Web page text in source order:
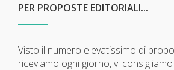
PER PROPOSTE EDITORIALI...
Visto il numero elevatissimo di
riceviamo ogni giorno, vi